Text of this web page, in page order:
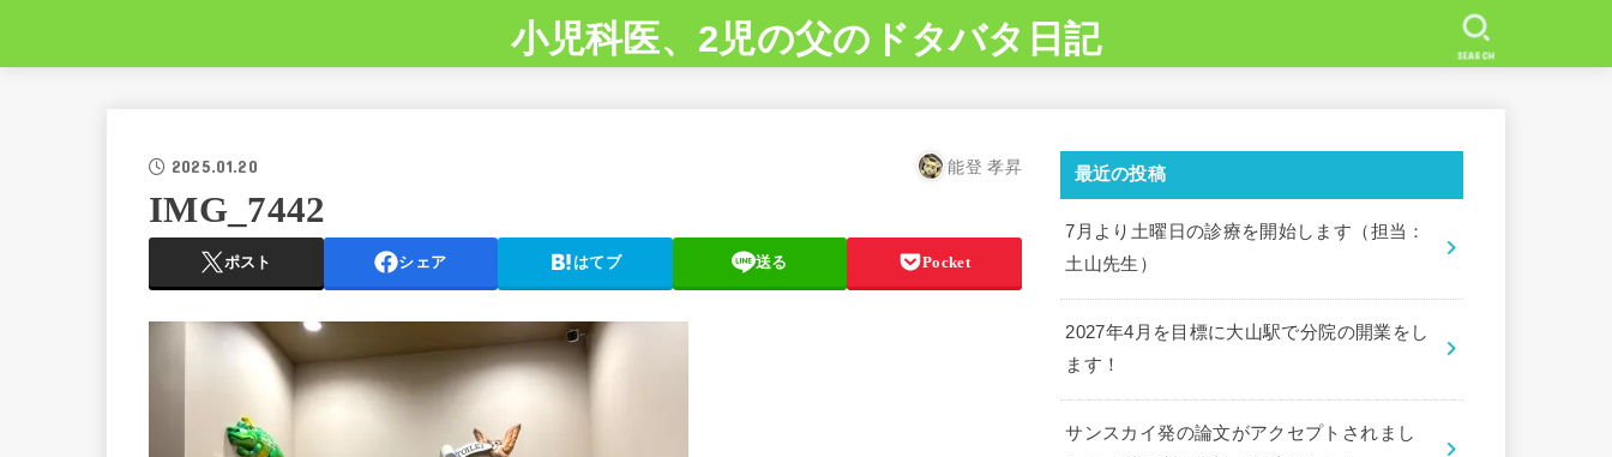
小児科医、2児の父のドタバタ日記 SEARCH
2025.01.20 能登 孝昇
IMG_7442
ポスト シェア はてブ 送る Pocket
最近の投稿
7月より土曜日の診療を開始します（担当：
土山先生）
2027年4月を目標に大山駅で分院の開業をし
ます！
サンスカイ発の論文がアクセプトされまし